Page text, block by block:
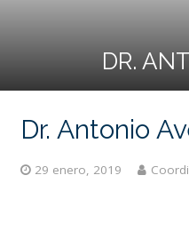
DR.
Dr. Antonio
29 enero, 2019